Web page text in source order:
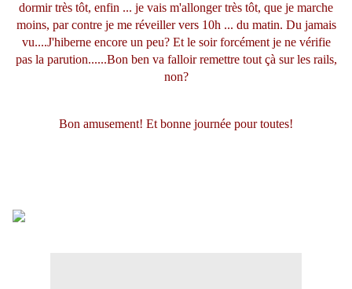
dormir très tôt, enfin ... je vais m'allonger très tôt, que je marche
moins, par contre je me réveiller vers 10h ... du matin. Du jamais
vu....J'hiberne encore un peu? Et le soir forcément je ne vérifie
pas la parution......Bon ben va falloir remettre tout çà sur les rails,
non?
Bon amusement! Et bonne journée pour toutes!